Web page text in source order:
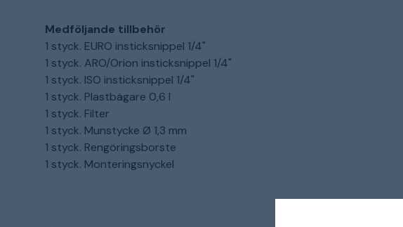
Medföljande tillbehör
1 styck. EURO insticksnippel 1/4"
1 styck. ARO/Orion insticksnippel 1/4"
1 styck. ISO insticksnippel 1/4"
1 styck. Plastbägare 0,6 l
1 styck. Filter
1 styck. Munstycke Ø 1,3 mm
1 styck. Rengöringsborste
1 styck. Monteringsnyckel